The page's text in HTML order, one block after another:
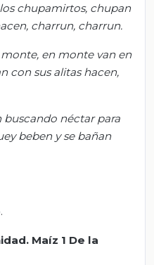
chupamirtos, chupan
charrun, charrun.
en monte van en
con sus alitas hacen,
buscando néctar para
beben y se bañan
Maíz 1 De la